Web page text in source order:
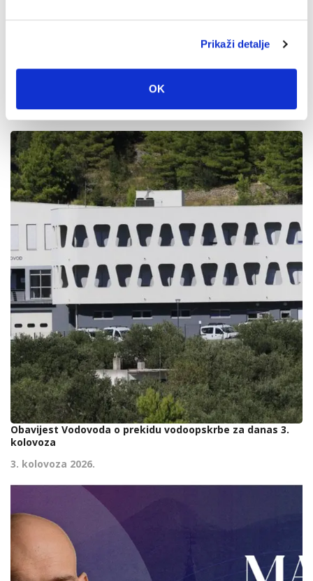
Prikaži detalje
OK
4. kolovoza 2026.
Obavijest Vodovoda o prekidu vodoopskrbe za danas 3.
kolovoza
3. kolovoza 2026.